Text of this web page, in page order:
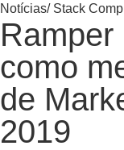
Notícias/ Stack
como
de
2019